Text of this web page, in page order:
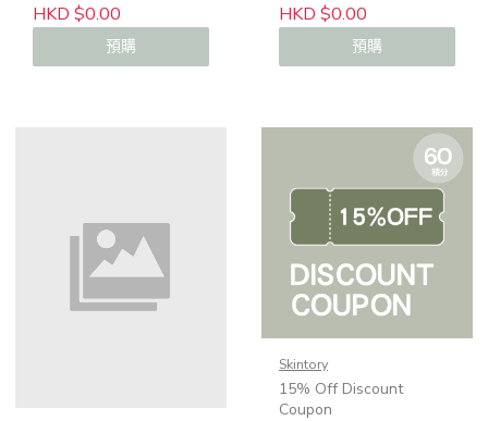
HKD $0.00
預購
HKD $0.00
預購
Skintory
15% Off Discount
Coupon